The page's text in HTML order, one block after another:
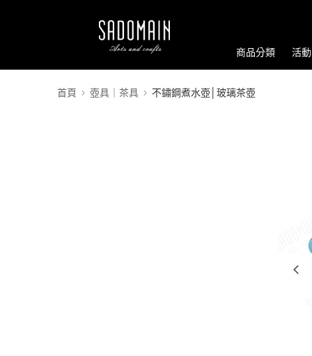
商品分類 活
首頁 壺具｜茶具 不鏽鋼煮水壺│玻璃茶壺